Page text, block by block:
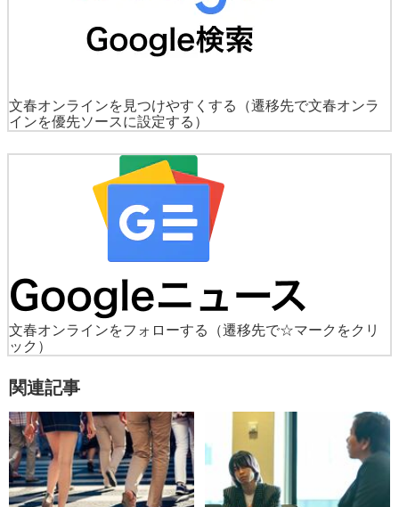
文春オンラインを見つけやすくする
（遷移先で文春オンラ
インを優先ソースに設定する）
文春オンラインをフォローする
（遷移先で☆マークをクリ
ック）
関連記事